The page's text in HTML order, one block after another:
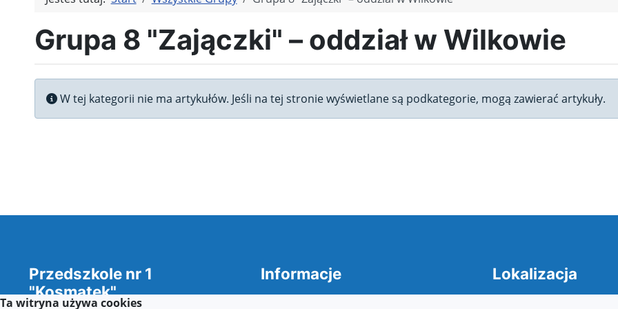
Grupa 8 "Zajączki" – oddział w Wilkowie
Informacja
W tej kategorii nie ma artykułów. Jeśli na tej stronie wyświetlane są podkategorie, mogą zawierać artykuły.
Przedszkole nr 1
"Kosmatek"
Informacje Lokalizacja
Ta witryna używa cookies